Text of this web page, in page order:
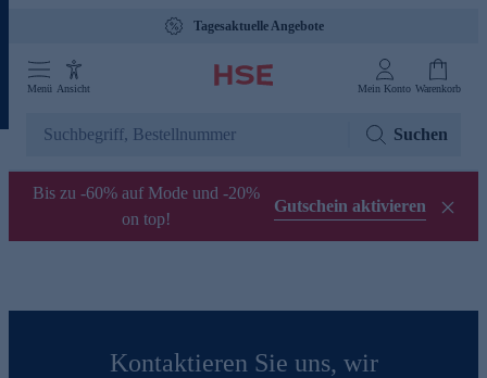
Tagesaktuelle Angebote
Menü Ansicht Mein Konto Warenkorb
Suchen
Bis zu -60% auf Mode und -20%
on top!
Gutschein aktivieren
Kontaktieren Sie uns, wir